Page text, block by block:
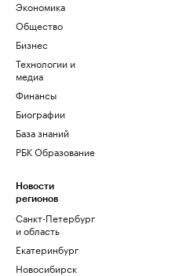
Экономика
Общество
Бизнес
Технологии и
медиа
Финансы
Биографии
База знаний
РБК Образование
Новости
регионов
Санкт-Петербург
и область
Екатеринбург
Новосибирск